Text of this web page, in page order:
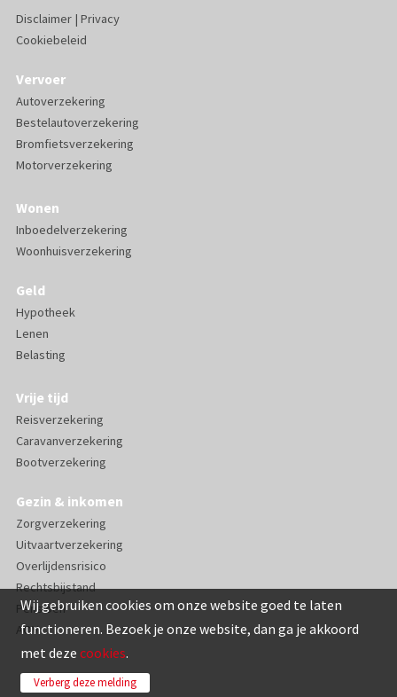
Wij gebruiken cookies om onze website goed te laten
functioneren. Bezoek je onze website, dan ga je akkoord
met deze cookies.
Verberg deze melding
Disclaimer| Privacy
Cookiebeleid
Vervoer
Autoverzekering
Bestelautoverzekering
Bromfietsverzekering
Motorverzekering
Wonen
Inboedelverzekering
Woonhuisverzekering
Geld
Hypotheek
Lenen
Belasting
Vrije tijd
Reisverzekering
Caravanverzekering
Bootverzekering
Gezin & inkomen
Zorgverzekering
Uitvaartverzekering
Overlijdensrisico
Rechtsbijstand
Pensioen
AOV